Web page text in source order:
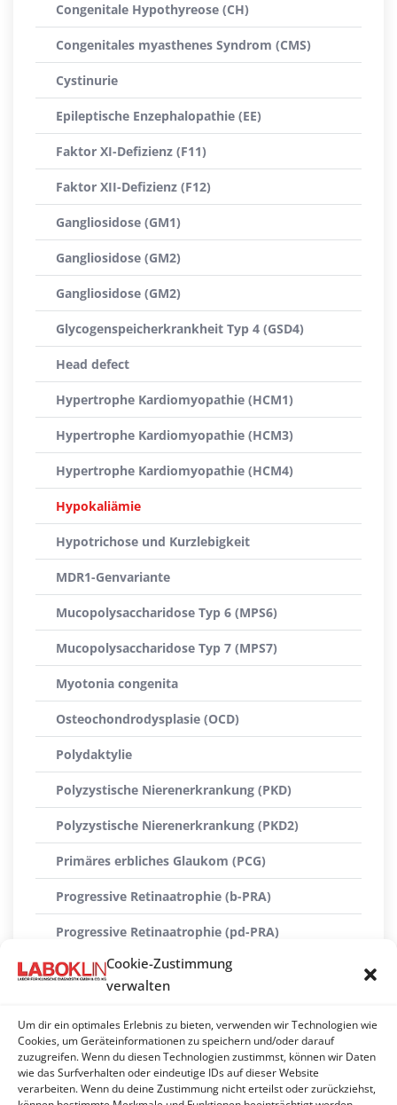
Cookie-Zustimmung
verwalten
Um dir ein optimales Erlebnis zu bieten, verwenden wir Technologien wie
Cookies, um Geräteinformationen zu speichern und/oder darauf
zuzugreifen. Wenn du diesen Technologien zustimmst, können wir Daten
wie das Surfverhalten oder eindeutige IDs auf dieser Website
verarbeiten. Wenn du deine Zustimmung nicht erteilst oder zurückziehst,
Congenitale Hypothyreose (CH)
Congenitales myasthenes Syndrom (CMS)
Cystinurie
Epileptische Enzephalopathie (EE)
Faktor XI-Defizienz (F11)
Faktor XII-Defizienz (F12)
Gangliosidose (GM1)
Gangliosidose (GM2)
Gangliosidose (GM2)
Glycogenspeicherkrankheit Typ 4 (GSD4)
Head defect
Hypertrophe Kardiomyopathie (HCM1)
Hypertrophe Kardiomyopathie (HCM3)
Hypertrophe Kardiomyopathie (HCM4)
Hypokaliämie
Hypotrichose und Kurzlebigkeit
MDR1-Genvariante
Mucopolysaccharidose Typ 6 (MPS6)
Mucopolysaccharidose Typ 7 (MPS7)
Myotonia congenita
Osteochondrodysplasie (OCD)
Polydaktylie
Polyzystische Nierenerkrankung (PKD)
Polyzystische Nierenerkrankung (PKD2)
Primäres erbliches Glaukom (PCG)
Progressive Retinaatrophie (b-PRA)
Progressive Retinaatrophie (pd-PRA)
Progressive Retinaatrophie (rdAc-PRA)
Pyruvatkinase-Defizienz (PK)
Skeletale Dysplasie (SD)